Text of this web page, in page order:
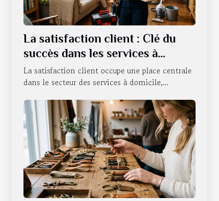
La satisfaction client : Clé du
succès dans les services à
domicile
La satisfaction client occupe une place centrale
dans le secteur des services à domicile,...